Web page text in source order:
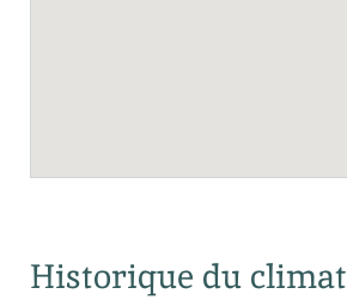
Historique du climat